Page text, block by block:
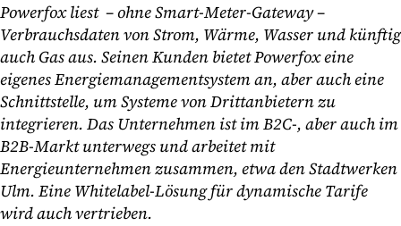
Powerfox liest – ohne Smart-Meter-Gateway –
Verbrauchsdaten von Strom, Wärme, Wasser und künftig
auch Gas aus. Seinen Kunden bietet Powerfox eine
eigenes Energiemanagementsystem an, aber auch eine
Schnittstelle, um Systeme von Drittanbietern zu
integrieren. Das Unternehmen ist im B2C-, aber auch im
B2B-Markt unterwegs und arbeitet mit
Energieunternehmen zusammen, etwa den Stadtwerken
Ulm. Eine Whitelabel-Lösung für dynamische Tarife
wird auch vertrieben.